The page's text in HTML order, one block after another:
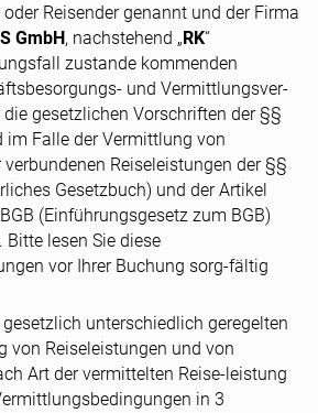
Reisender genannt und der Firma
GmbH, nachstehend „RK“
zustande kommenden
und Vermittlungsver-
die gesetzlichen Vorschriften der §§
im Falle der Vermittlung von
Reiseleistungen der §§
Gesetzbuch) und der Artikel
(Einführungsgesetz zum BGB)
lesen Sie diese
vor Ihrer Buchung sorg-fältig
unterschiedlich geregelten
von Reiseleistungen und von
Art der vermittelten Reise-leistung
in 3